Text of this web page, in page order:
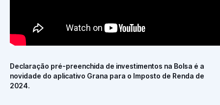
Declaração pré-preenchida de investimentos na Bolsa é a
novidade do aplicativo Grana para o Imposto de Renda de
2024.